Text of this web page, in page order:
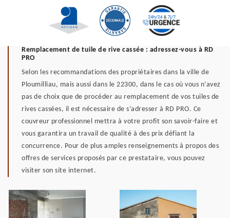
Remplacement de tuile de rive cassée : adressez-vous à RD
PRO
Selon les recommandations des propriétaires dans la ville de
Ploumilliau, mais aussi dans le 22300, dans le cas où vous n’avez
pas de choix que de procéder au remplacement de vos tuiles de
rives cassées, il est nécessaire de s’adresser à RD PRO. Ce
couvreur professionnel mettra à votre profit son savoir-faire et
vous garantira un travail de qualité à des prix défiant la
concurrence. Pour de plus amples renseignements à propos des
offres de services proposés par ce prestataire, vous pouvez
visiter son site internet.